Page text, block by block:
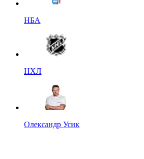
НБА
НХЛ
Олександр Усик